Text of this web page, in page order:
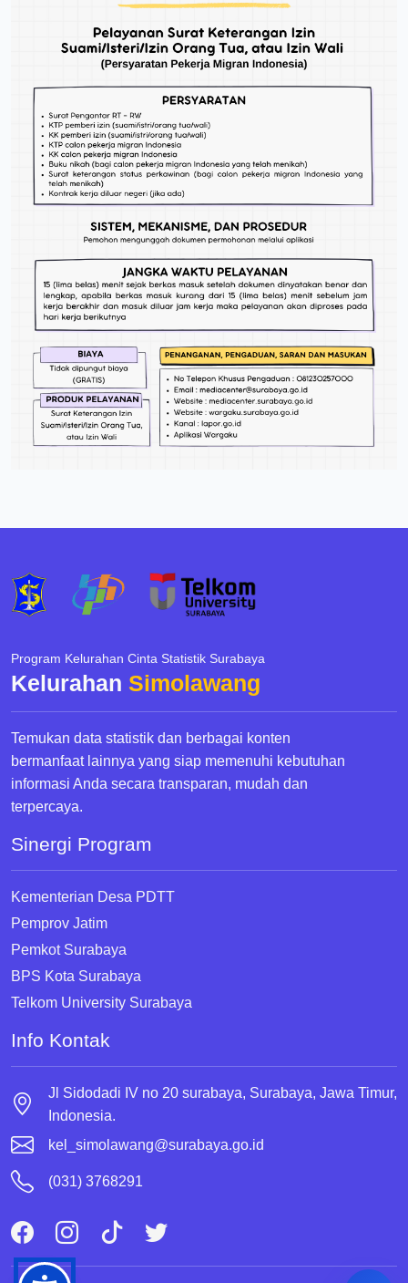
Program Kelurahan Cinta Statistik Surabaya
Kelurahan Simolawang
Temukan data statistik dan berbagai konten
bermanfaat lainnya yang siap memenuhi kebutuhan
informasi Anda secara transparan, mudah dan
terpercaya.
Sinergi Program
Kementerian Desa PDTT
Pemprov Jatim
Pemkot Surabaya
BPS Kota Surabaya
Telkom University Surabaya
Info Kontak
Jl Sidodadi IV no 20 surabaya, Surabaya, Jawa Timur,
Indonesia.
kel_simolawang@surabaya.go.id
(031) 3768291